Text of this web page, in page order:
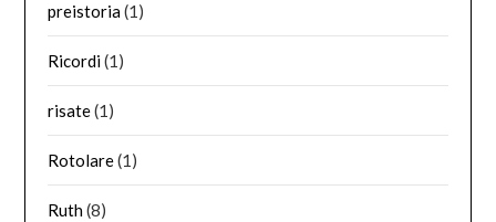
preistoria(1)
Ricordi(1)
risate(1)
Rotolare(1)
Ruth(8)